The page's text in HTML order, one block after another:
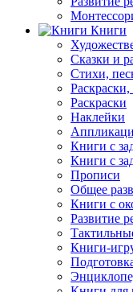
Книги
Сказки и
Стихи,
Раскраски
Наклейки
Книги с
Книги с
Прописи
Общее
Книги с
Развитие
Книги-